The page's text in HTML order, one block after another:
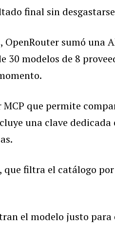
final sin
OpenRouter sumó una
30 modelos de 8
que permite
una clave dedicada
que filtra el catálogo
el modelo justo